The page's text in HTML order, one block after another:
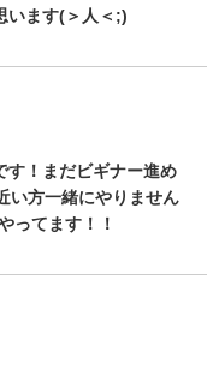
います(＞人＜;)
す！まだビギナー進め
い方一緒にやりません
ってます！！